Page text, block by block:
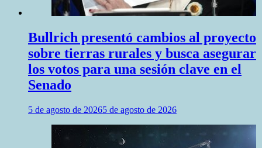
Bullrich presentó cambios al proyecto
sobre tierras rurales y busca asegurar
los votos para una sesión clave en el
Senado
5 de agosto de 20265 de agosto de 2026